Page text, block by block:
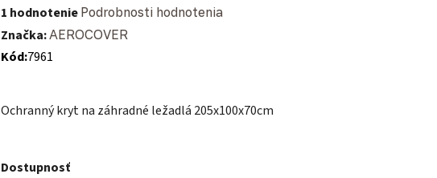
Priemerné hodnotenie produktu je 5,0 z 5 hviezdičiek.
1 hodnotenie Podrobnosti hodnotenia
Značka:AEROCOVER
Kód:7961
Ochranný kryt na záhradné ležadlá 205x100x70cm
Dostupnosť